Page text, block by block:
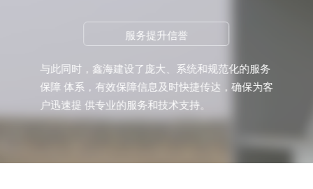
服务提升信誉
与此同时，鑫海建设了庞大、系统和规范化的服务
保障 体系，有效保障信息及时快捷传达，确保为客
户迅速提 供专业的服务和技术支持。